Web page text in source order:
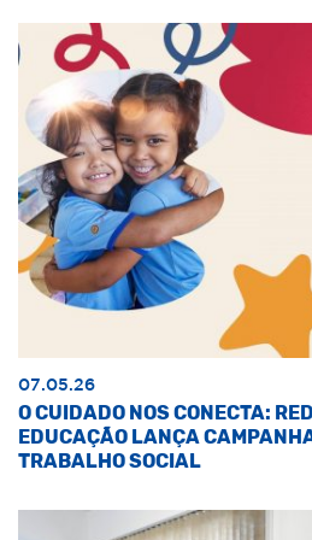
07.05.26
O CUIDADO NOS CONECTA:
EDUCAÇÃO LANÇA
TRABALHO SOCIAL